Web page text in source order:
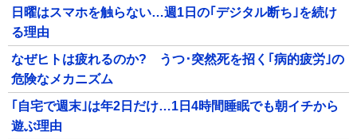
日曜はスマホを触らない…週1日の｢デジタル断ち｣を続け
る理由
なぜヒトは疲れるのか? うつ･突然死を招く｢病的疲労｣の
危険なメカニズム
｢自宅で週末｣は年2日だけ…1日4時間睡眠でも朝イチから
遊ぶ理由